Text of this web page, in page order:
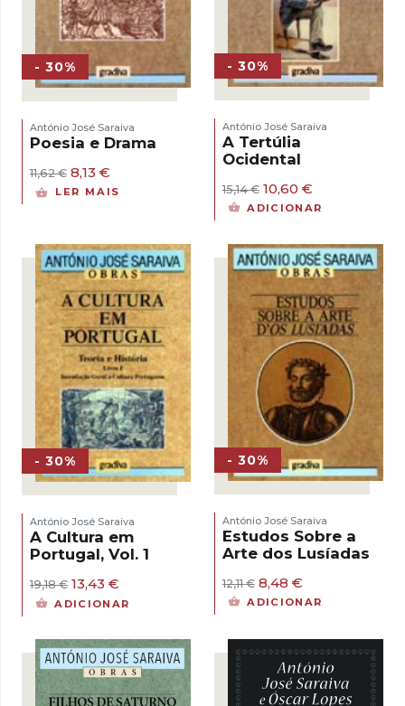
- 30%
António José Saraiva
Poesia e Drama
11,62€ O
preço
8,13 €
preço
LER MAIS
- 30%
António José Saraiva
A Tertúlia
Ocidental
15,14€ O
preço
15,14 €.
10,60 €O
preço
10,60 €.
ADICIONAR
- 30%
António José Saraiva
A Cultura em
Portugal, Vol. 1
19,18€ O
preço
original
19,18 €.
13,43 €
preço
atual
13,43 €.
ADICIONAR
- 30%
António José Saraiva
Estudos Sobre a
Arte dos Lusíadas
12,11€ O
preço
12,11 €.
8,48 €O
preço
8,48 €.
ADICIONAR